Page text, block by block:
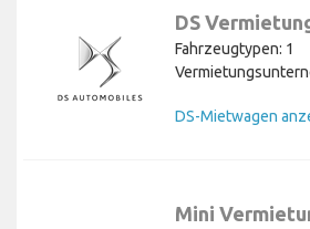
DS
Fahrzeugtypen: 1
DS-Mietwagen
Mini